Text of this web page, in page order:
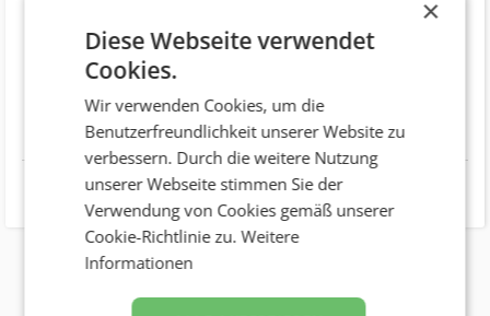
Adresse
Betriebsstraße I 9
Telefonnummer
+43 (2259) 30186
Website http://www.spedos.at/
×
Diese Webseite verwendet
Cookies.
Wir verwenden Cookies, um die
Benutzerfreundlichkeit unserer Website zu
verbessern. Durch die weitere Nutzung
unserer Webseite stimmen Sie der
Verwendung von Cookies gemäß unserer
Cookie-Richtlinie zu.Weitere
Informationen